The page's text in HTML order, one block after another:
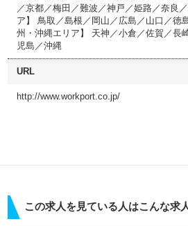
／京都／梅田／難波／神戸／姫路／奈良
ア】 鳥取／島根／岡山／広島／山口／徳
州・沖縄エリア】 天神／小倉／佐賀／長
児島／沖縄
URL
http://www.workport.co.jp/
この求人を見ている人はこんな求